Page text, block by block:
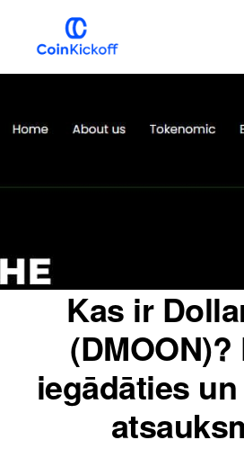
galveno
MONĒTU
Kas ir
iegādāties